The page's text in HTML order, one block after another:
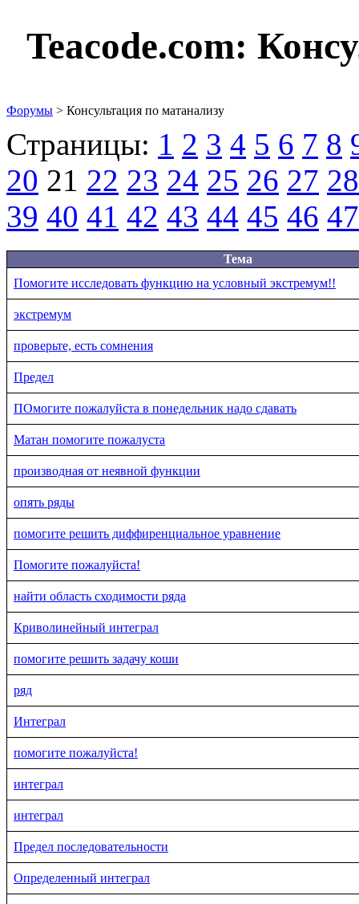
Teacode.com:
Форумы > Консультация по матанализу
Страницы: 1 2 3 4 5 6 7 8
20 21 22 23 24 25 26 27 28
39 40 41 42 43 44 45 46 47
Тема
Помогите исследовать функцию на условный экстремум!!
экстремум
проверьте, есть сомнения
Предел
ПОмогите пожалуйста в понедельник надо сдавать
Матан помогите пожалуста
производная от неявной функции
опять ряды
помогите решить диффиренциальное уравнение
Помогите пожалуйста!
найти область сходимости ряда
Криволинейный интеграл
помогите решить задачу коши
ряд
Интеграл
помогите пожалуйста!
интеграл
интеграл
Предел последовательности
Определенный интеграл